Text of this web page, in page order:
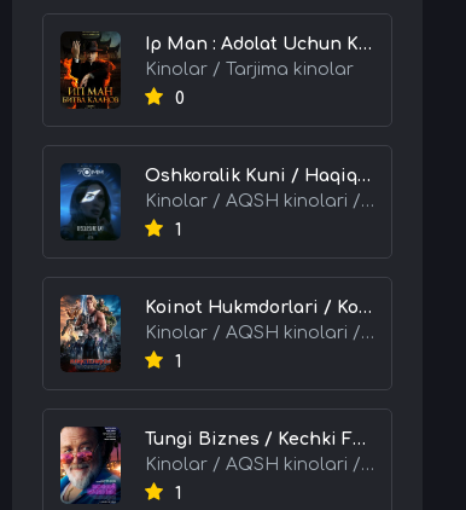
Ip Man : Adolat Uchun Kurash / Ip Man: Klanlar Jangi / Buyuk Ustoz Ip Man 2 2026 HD Uzbek tilida Tarjima kino skachat tas-ix
Kinolar / Tarjima kinolar
0
Oshkoralik Kuni / Haqiqat Oshkor Bo'lgan Kun / Sirlar Ochiladigan Kun 2026 HD Uzbek tilida Tarjima kino skachat tas-ix
Kinolar / AQSH kinolari / Tarjima kinolar
1
Koinot Hukmdorlari / Koinot Himoyachilari / Koinot Egalari 2026 HD Uzbek tilida tas-ix tarjima kino skachat
Kinolar / AQSH kinolari / Tarjima kinolar
1
Tungi Biznes / Kechki Faoliyat / Tijorat 2026 HD Uzbek tilida Tarjima kino skachat tas-ix
Kinolar / AQSH kinolari / Tarjima kinolar
1